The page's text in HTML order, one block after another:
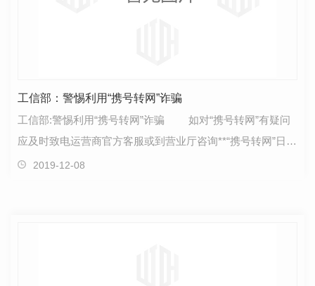
工信部：警惕利用“携号转网”诈骗
工信部:警惕利用“携号转网”诈骗 如对“携号转网”有疑问
应及时致电运营商官方客服或到营业厅咨询**“携号转网”日前
正式启动了，这为用户持有原手机号码自由…
2019-12-08